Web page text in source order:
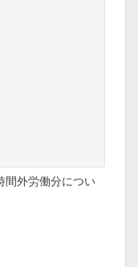
間外労働分につい